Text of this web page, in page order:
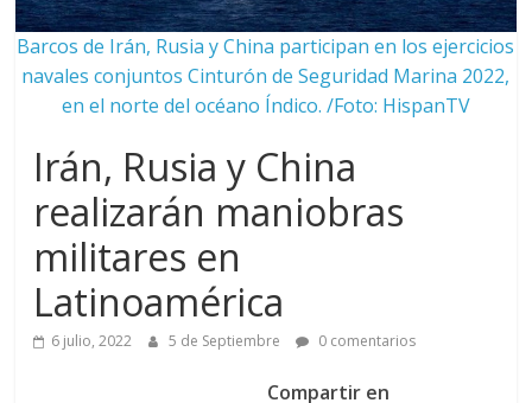
Barcos de Irán, Rusia y China participan en los ejercicios
navales conjuntos Cinturón de Seguridad Marina 2022,
en el norte del océano Índico. /Foto: HispanTV
Irán, Rusia y China
realizarán maniobras
militares en
Latinoamérica
6 julio, 2022 5 de Septiembre 0 comentarios
Compartir en